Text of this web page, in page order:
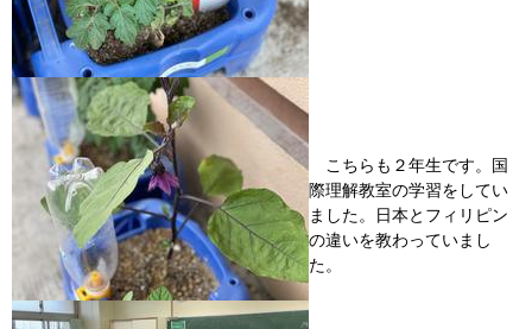
こちらも２年生です。国
際理解教室の学習をしてい
ました。日本とフィリピン
の違いを教わっていまし
た。